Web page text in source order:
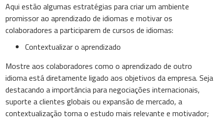
Aqui estão algumas estratégias para criar um ambiente
promissor ao aprendizado de idiomas e motivar os
colaboradores a participarem de cursos de idiomas:
Contextualizar o aprendizado
Mostre aos colaboradores como o aprendizado de outro
idioma está diretamente ligado aos objetivos da empresa. Seja
destacando a importância para negociações internacionais,
suporte a clientes globais ou expansão de mercado, a
contextualização torna o estudo mais relevante e motivador;